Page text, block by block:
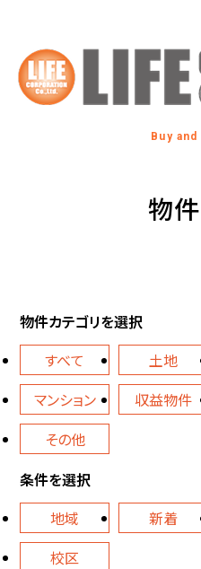
Buy
物
物件カテゴリを選択
すべて
土地
マンション
収益物件
その他
条件を選択
地域
新着
校区